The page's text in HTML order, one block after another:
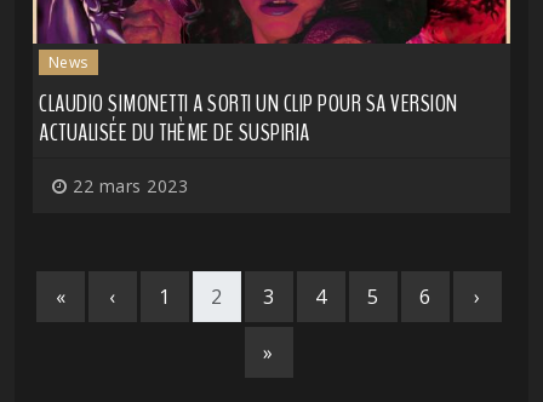
News
CLAUDIO SIMONETTI A SORTI UN CLIP POUR SA VERSION
ACTUALISÉE DU THÈME DE SUSPIRIA
22 mars 2023
« ‹ 1 2 3 4 5 6 ›
»